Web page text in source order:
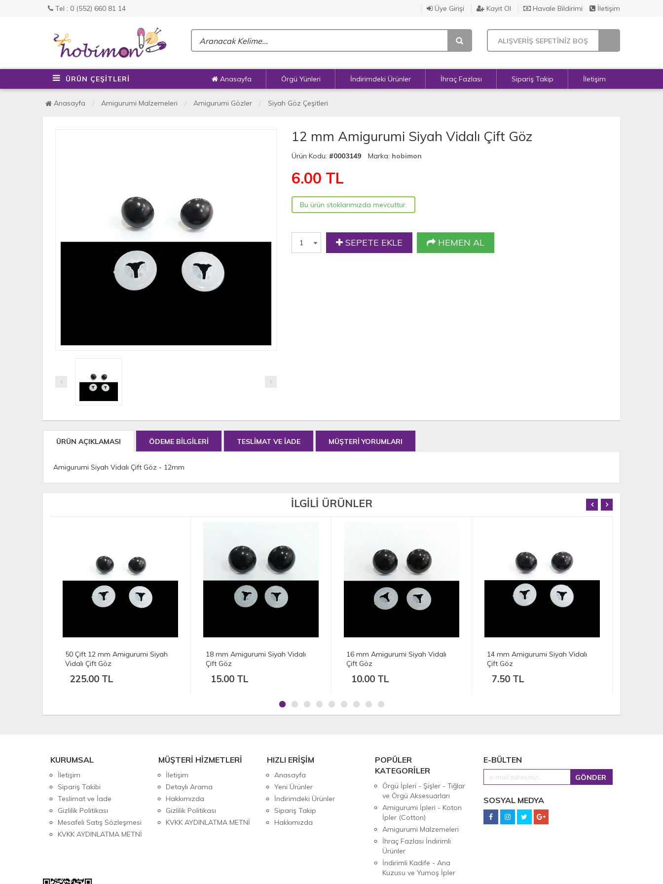
Tel : 0 (552) 660 81 14 Üye Girişi Kayıt Ol Havale Bildirimi İletişim
ALIŞVERİŞ SEPETİNİZ BOŞ
ÜRÜN ÇEŞİTLERİ Anasayfa Örgü Yünleri İndirimdeki Ürünler İhraç Fazlası Sipariş Takip İletişim
Anasayfa Amigurumi Malzemeleri Amigurumi Gözler Siyah Göz Çeşitleri
12 mm Amigurumi Siyah Vidalı Çift Göz
Ürün Kodu: #0003149 Marka: hobimon
6.00 TL
Bu ürün stoklarımızda mevcuttur.
SEPETE EKLE HEMEN AL
ÜRÜN AÇIKLAMASI ÖDEME BİLGİLERİ TESLİMAT VE İADE MÜŞTERİ YORUMLARI
Amigurumi Siyah Vidalı Çift Göz - 12mm
İLGİLİ ÜRÜNLER
mm Amigurumi Siyah
18 mm Amigurumi Siyah Vidalı
Çift Göz
16 mm Amigurumi Siyah Vidalı
14 mm Amigurumi Siyah Vidalı
10 mm Amigurumi Siyah Vidalı
KURUMSAL
İletişim
Sipariş Takibi
Teslimat ve İade
Gizlilik Politikası
Mesafeli Satış Sözleşmesi
KVKK AYDINLATMA METNİ
MÜŞTERİ HİZMETLERİ
İletişim
Detaylı Arama
Hakkımızda
Gizlilik Politikası
KVKK AYDINLATMA METNİ
HIZLI ERİŞİM
Anasayfa
Yeni Ürünler
İndirimdeki Ürünler
Sipariş Takip
Hakkımızda
POPÜLER
KATEGORİLER
Örgü İpleri - Şişler - Tığlar
ve Örgü Aksesuarları
Amigurumi İpleri - Koton
İpler (Cotton)
Amigurumi Malzemeleri
İhraç Fazlası İndirimli
Ürünler
İndirimli Kadife - Ana
Kuzusu ve Yumoş İpler
E-BÜLTEN
SOSYAL MEDYA